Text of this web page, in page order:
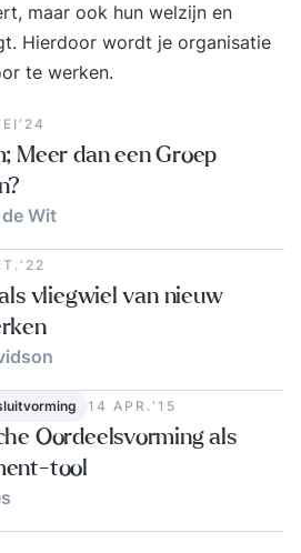
maar ook hun welzijn en
Hierdoor wordt je organisatie
te werken.
Meer dan een Groep
Wit
vliegwiel van nieuw
14 APR.‘15
Oordeelsvorming als
tool